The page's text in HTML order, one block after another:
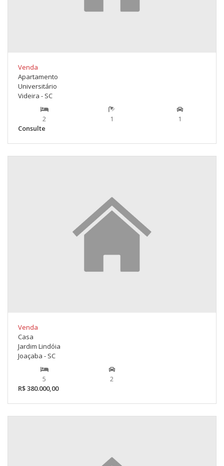
Venda
Apartamento
Universitário
Videira - SC
2 1
1
Consulte
Venda
Casa
Jardim Lindóia
Joaçaba - SC
5
2
R$ 380.000,00